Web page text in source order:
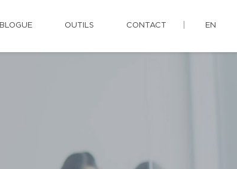
BLOGUE OUTILS CONTACT EN